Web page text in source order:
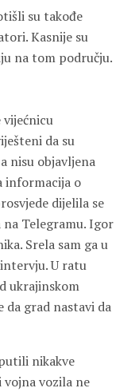
su takođe
Kasnije su
na tom području.
vijećnicu
da su
nisu objavljena
informacija o
dijelila se
Telegramu. Igor
Srela sam ga u
U ratu
ukrajinskom
grad nastavi da
nikakve
vojna vozila ne